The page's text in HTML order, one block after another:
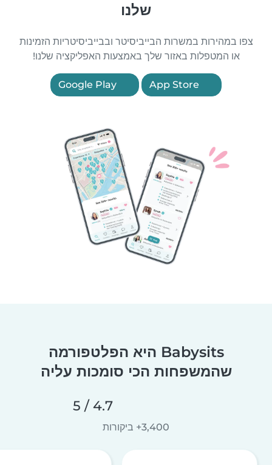
שלנו
צפו במהירות במשרות הבייביסיטר ובבייביסיטריות הזמינות
או המטפלות באזור שלך באמצעות האפליקציה שלנו!
Babysits היא הפלטפורמה
שהמשפחות הכי סומכות עליה
4.7 / 5
3,400+ ביקורות